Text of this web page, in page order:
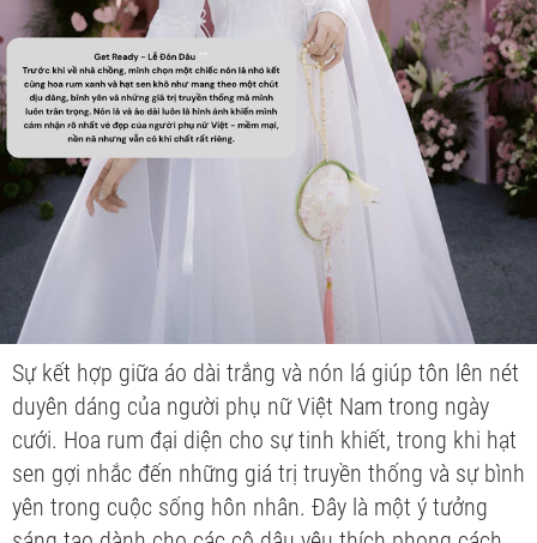
Sự kết hợp giữa áo dài trắng và nón lá giúp tôn lên nét
duyên dáng của người phụ nữ Việt Nam trong ngày
cưới. Hoa rum đại diện cho sự tinh khiết, trong khi hạt
sen gợi nhắc đến những giá trị truyền thống và sự bình
yên trong cuộc sống hôn nhân. Đây là một ý tưởng